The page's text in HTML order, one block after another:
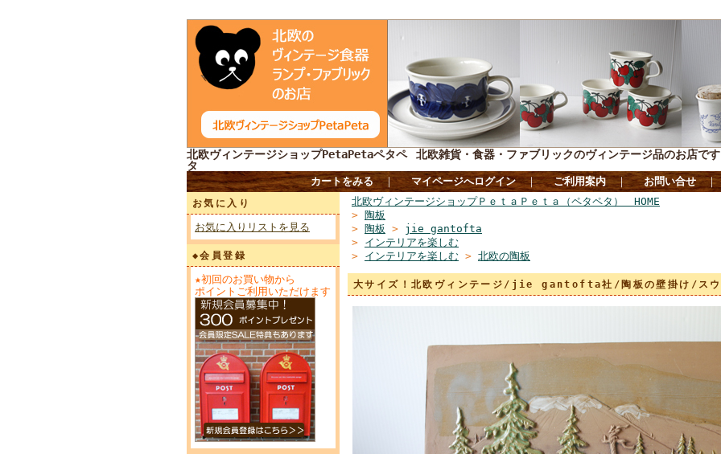
北欧ヴィンテージショップPetaPetaペタペ
タ
北欧雑貨・食器・ファブリックのヴィンテージ品のお店で
カートをみる ｜ マイページへログイン ｜ ご利用案内 ｜ お問い合せ
お気に入り
お気に入りリストを見る
◆会員登録
★初回のお買い物から
ポイントご利用いただけます
北欧ヴィンテージショップＰｅｔａＰｅｔａ（ペタペタ） HOME
> 陶板
> 陶板 > jie gantofta
> インテリアを楽しむ
> インテリアを楽しむ > 北欧の陶板
大サイズ！北欧ヴィンテージ/jie gantofta社/陶板の壁掛け/ス